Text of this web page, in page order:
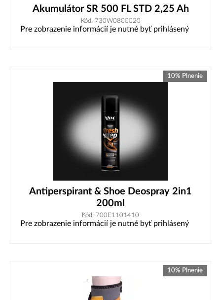
Akumulátor SR 500 FL STD 2,25 Ah
Kód: 730W0800020
Pre zobrazenie informácií je nutné byť prihlásený
10% Plnenie
Antiperspirant & Shoe Deospray 2in1
200ml
Kód: 700E1101410
Pre zobrazenie informácií je nutné byť prihlásený
10% Plnenie